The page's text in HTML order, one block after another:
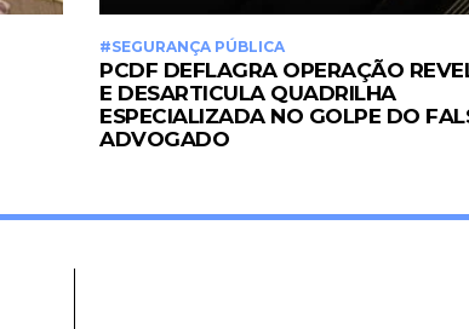
#SEGURANÇA PÚBLICA
PCDF DEFLAGRA OPERAÇÃO
E DESARTICULA QUADRILHA
ESPECIALIZADA NO GOLPE DO
ADVOGADO